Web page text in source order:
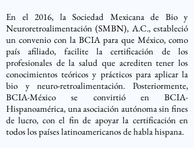
En el 2016, la Sociedad Mexicana de Bio y
Neuroretroalimentación (SMBN), A.C., estableció
un convenio con la BCIA para que México, como
país afiliado, facilite la certificación de los
profesionales de la salud que acrediten tener los
conocimientos teóricos y prácticos para aplicar la
bio y neuro-retroalimentación. Posteriormente,
BCIA-México se convirtió en BCIA-
Hispanoamérica, una asociación autónoma sin fines
de lucro, con el fin de apoyar la certificación en
todos los países latinoamericanos de habla hispana.